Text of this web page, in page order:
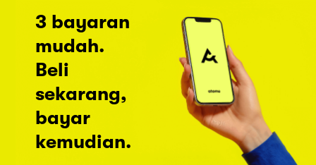
3 bayaran
mudah.
Beli
sekarang,
bayar
kemudian.